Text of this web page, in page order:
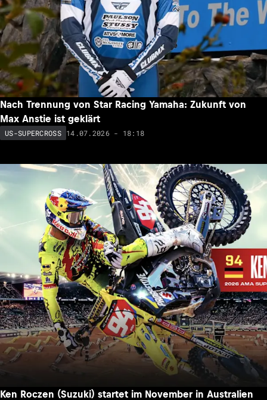
Nach Trennung von Star Racing Yamaha: Zukunft von
Max Anstie ist geklärt
US-SUPERCROSS 14.07.2026 - 18:18
Ken Roczen (Suzuki) startet im November in Australien